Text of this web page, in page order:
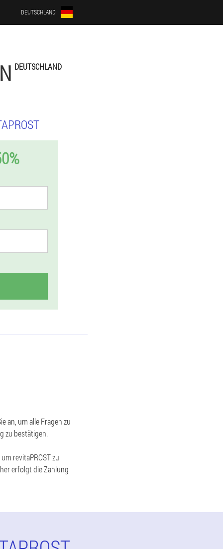
DEUTSCHLAND
DEUTSCHLAND
an, um alle Fragen zu
zu bestätigen.
revitaPROST zu
erfolgt die Zahlung